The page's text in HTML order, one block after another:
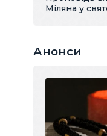
Міляна у
Анонси